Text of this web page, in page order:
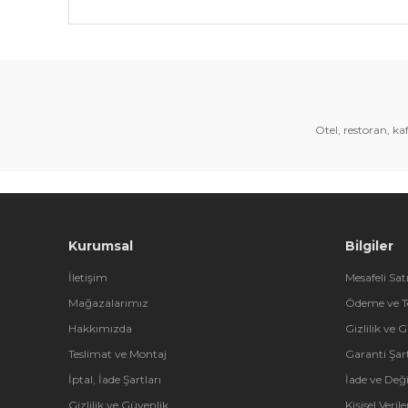
Bu ürünün fiyat bilgisi, resim, ürün
Ürün bilgilerinde hatalar bulunuyor.
Otel, restoran,
Kurumsal
İletişim
Mağazalarımız
Hakkımızda
Teslimat ve Montaj
İptal, İade Şartları
Gizlilik ve Güvenlik
Bilgiler
Mesafeli
Ödeme ve
Gizlilik ve
Garanti
İade ve
Kişisel